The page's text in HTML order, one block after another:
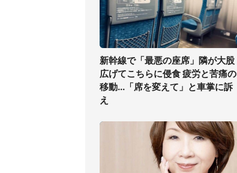
新幹線で「最悪の座席」隣が大股
広げてこちらに侵食 疲労と苦痛の
移動...「席を変えて」と車掌に訴
え